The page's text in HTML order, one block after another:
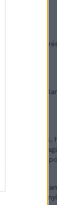
Minka 9.
Máltai
10
érezni
Egy ház,
a fényre